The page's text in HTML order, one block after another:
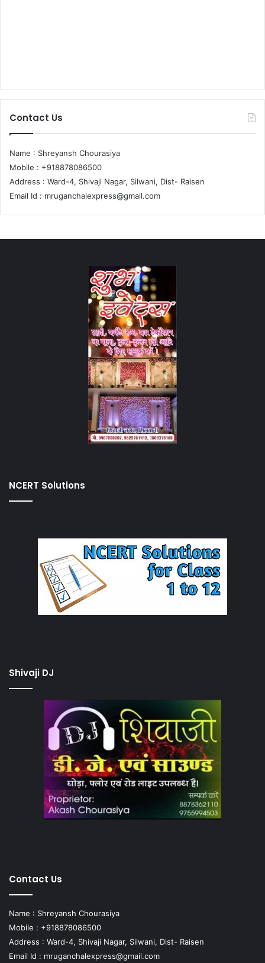
Contact Us
Name : Shreyansh Chourasiya
Mobile : +918878086500
Address : Ward-4, Shivaji Nagar, Silwani, Dist- Raisen
Email Id : mruganchalexpress@gmail.com
NCERT Solutions
Shivaji DJ
Contact Us
Name : Shreyansh Chourasiya
Mobile : +918878086500
Address : Ward-4, Shivaji Nagar, Silwani, Dist- Raisen
Email Id : mruganchalexpress@gmail.com